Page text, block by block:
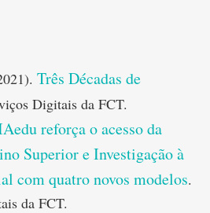
Três Décadas de
Digitais da FCT.
reforça o acesso da
Superior e Investigação à
com quatro novos modelos.
da FCT.